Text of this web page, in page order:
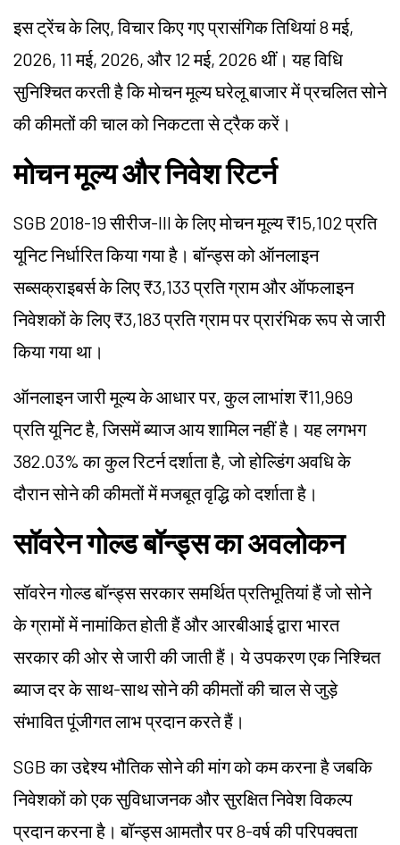
इस ट्रेंच के लिए, विचार किए गए प्रासंगिक तिथियां 8 मई,
2026, 11 मई, 2026, और 12 मई, 2026 थीं। यह विधि
सुनिश्चित करती है कि मोचन मूल्य घरेलू बाजार में प्रचलित सोने
की कीमतों की चाल को निकटता से ट्रैक करें।
मोचन मूल्य और निवेश रिटर्न
SGB 2018-19 सीरीज-III के लिए मोचन मूल्य ₹15,102 प्रति
यूनिट निर्धारित किया गया है। बॉन्ड्स को ऑनलाइन
सब्सक्राइबर्स के लिए ₹3,133 प्रति ग्राम और ऑफलाइन
निवेशकों के लिए ₹3,183 प्रति ग्राम पर प्रारंभिक रूप से जारी
किया गया था।
ऑनलाइन जारी मूल्य के आधार पर, कुल लाभांश ₹11,969
प्रति यूनिट है, जिसमें ब्याज आय शामिल नहीं है। यह लगभग
382.03% का कुल रिटर्न दर्शाता है, जो होल्डिंग अवधि के
दौरान सोने की कीमतों में मजबूत वृद्धि को दर्शाता है।
सॉवरेन गोल्ड बॉन्ड्स का अवलोकन
सॉवरेन गोल्ड बॉन्ड्स सरकार समर्थित प्रतिभूतियां हैं जो सोने
के ग्रामों में नामांकित होती हैं और आरबीआई द्वारा भारत
सरकार की ओर से जारी की जाती हैं। ये उपकरण एक निश्चित
ब्याज दर के साथ-साथ सोने की कीमतों की चाल से जुड़े
संभावित पूंजीगत लाभ प्रदान करते हैं।
SGB का उद्देश्य भौतिक सोने की मांग को कम करना है जबकि
निवेशकों को एक सुविधाजनक और सुरक्षित निवेश विकल्प
प्रदान करना है। बॉन्ड्स आमतौर पर 8-वर्ष की परिपक्वता